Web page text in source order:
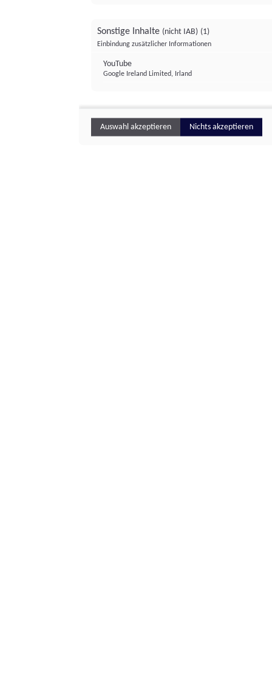
Sonstige Inhalte (nicht IAB) (1)
Einbindung zusätzlicher Informationen
YouTube
Google Ireland Limited, Irland
Auswahl akzeptieren Nichts akzeptieren